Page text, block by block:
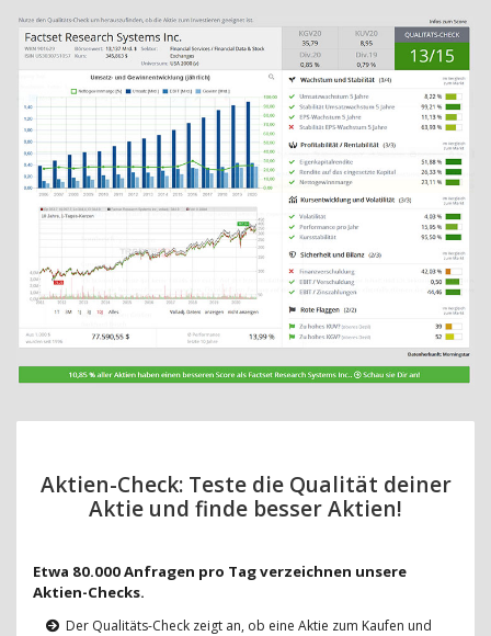
Aktien-Check: Teste die Qualität deiner
Aktie und finde besser Aktien!
Etwa 80.000 Anfragen pro Tag verzeichnen unsere
Aktien-Checks.
Der Qualitäts-Check zeigt an, ob eine Aktie zum Kaufen und